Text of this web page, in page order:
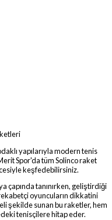
yapılarıyla modern tenis
Spor'da tüm Solinco raket
keşfedebilirsiniz.
çapında tanınırken, geliştirdiği
oyuncuların dikkatini
şekilde sunan bu raketler, hem
tenisçilere hitap eder.